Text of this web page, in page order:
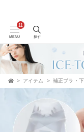
会員登録
MENU 探す
アイテム 補正ブラ・